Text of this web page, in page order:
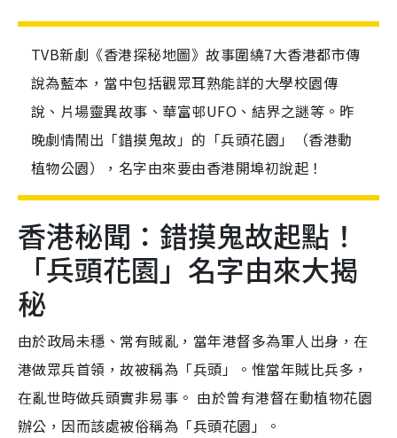
TVB新劇《香港探秘地圖》故事圍繞7大香港都市傳
說為藍本，當中包括觀眾耳熟能詳的大學校園傳
說、片場靈異故事、華富邨UFO、結界之謎等。昨
晚劇情鬧出「錯摸鬼故」的「兵頭花園」（香港動
植物公園），名字由來要由香港開埠初說起！
香港秘聞：錯摸鬼故起點！
「兵頭花園」名字由來大揭
秘
由於政局未穩、常有賊亂，當年港督多為軍人出身，在
港做眾兵首領，故被稱為「兵頭」。惟當年賊比兵多，
在亂世時做兵頭實非易事。 由於曾有港督在動植物花園
辦公，因而該處被俗稱為「兵頭花園」。